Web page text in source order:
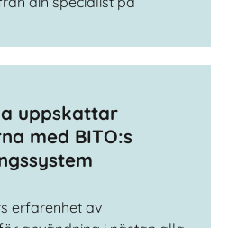
uppskattar
med BITO:s
erfarenhet av